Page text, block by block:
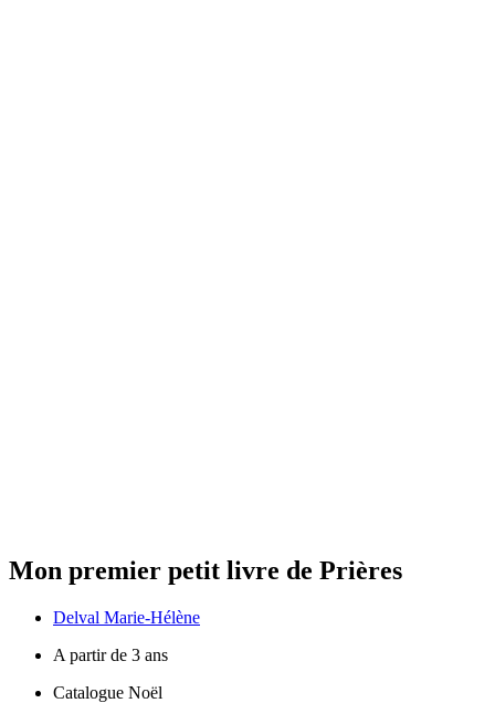
Mon premier petit livre de Prières
Delval Marie-Hélène
A partir de 3 ans
Catalogue Noël